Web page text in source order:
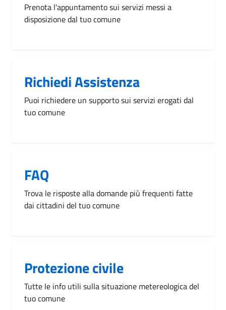
Prenota l'appuntamento sui servizi messi a
disposizione dal tuo comune
Richiedi Assistenza
Puoi richiedere un supporto sui servizi erogati dal
tuo comune
FAQ
Trova le risposte alla domande più frequenti fatte
dai cittadini del tuo comune
Protezione civile
Tutte le info utili sulla situazione metereologica del
tuo comune